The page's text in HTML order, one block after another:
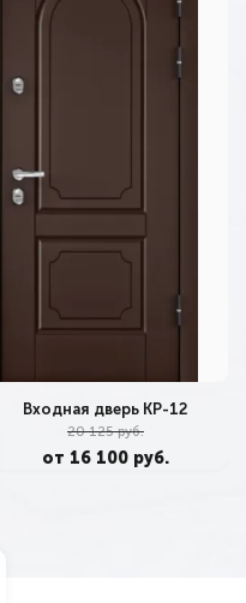
Входная дверь КР-12
20 125 руб.
от 16 100 руб.